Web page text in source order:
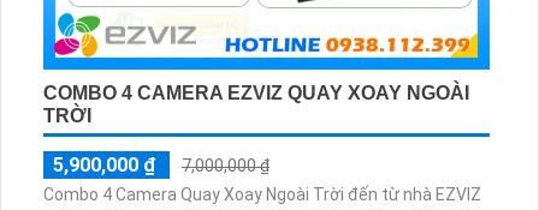
COMBO 4 CAMERA EZVIZ QUAY XOAY NGOÀI
TRỜI
5,900,000 ₫
7,000,000 ₫
Combo 4 Camera Quay Xoay Ngoài Trời đến từ nhà EZVIZ